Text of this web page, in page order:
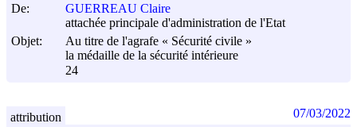
De:
GUERREAU Claire
attachée principale d'administration de l'Etat
Objet:
Au titre de l'agrafe « Sécurité civile »
la médaille de la sécurité intérieure
24
attribution 07/03/2022